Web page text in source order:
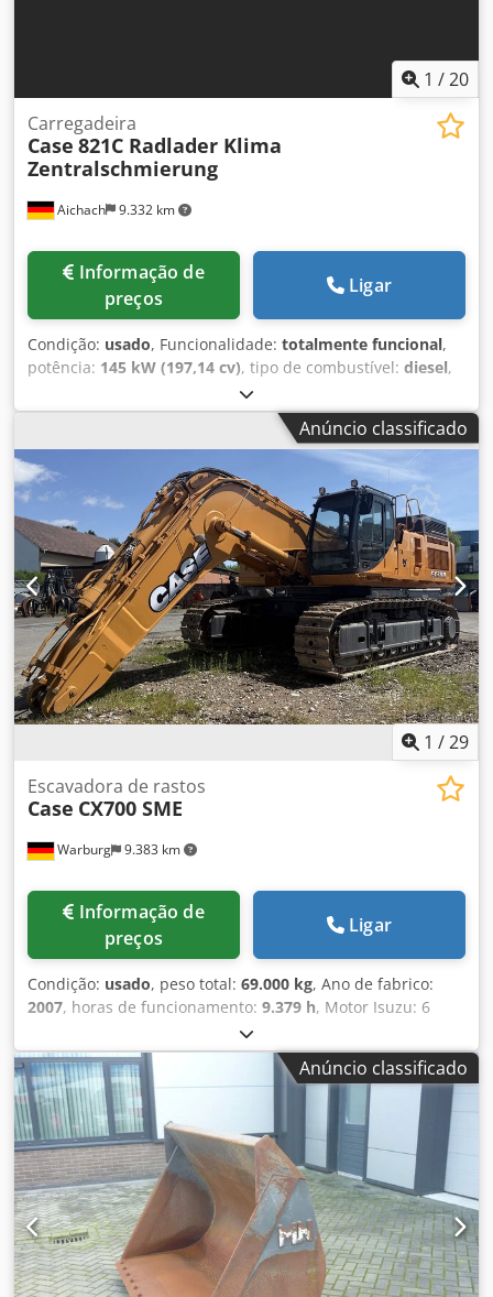
1 /20
Aichach 9.332 km
Carregadeira
Case 821C Radlader Klima
Zentralschmierung
preços
Ligar
Condição: usado, Funcionalidade: totalmente funcional,
potência: 145 kW (197,14 cv), tipo de combustível: diesel,
18.000 kg
2000, horas de funcionamento:8.000 h, Equipamento:ar
condicionado, cabina, sistema centralizada de
lubrificação
, Case 821C Carregadeira de rodas Ano de
fabricação: 2000 8.000 horas 145 kW Csdpfx Aoy Uxt Sslfjrf
aprox. 18.000 kg Ar-condicionado Sistema de lubrificação
central Pneus 23,5R25
Anúncio classificado
1 /29
Warburg 9.383 km
Escavadora de rastos
Case CX700 SME
preços
Ligar
Condição: usado, peso total: 69.000 kg, Ano de fabrico:
2007, horas de funcionamento: 9.379 h, Motor Isuzu: 6
cilindros, 345kW – AH-6WG1X – EPA e CE Lança 6,58m
Braço 3m Sapatas de esteira 650mm Todas as linhas
hidráulicas (martelo/garra e rotação) Engate rápido
hidráulico: OIL Quick OQ90 ou Lehnhoff HS80 Caçamba –
4,55m³ SAE Peso de transporte 69 toneladas Largura de
transporte 3,93m Largura de trabalho (4,14m com acessos)
Csdpfx Ajul U H Tjlfsrf Altura de transporte 4,37m A
máquina foi revisada e reparada na nossa oficina Relatório
sob consulta Grande revisão realizada: todos os óleos e
filtros, incluindo 650 litros de óleo hidráulico. CASE
Alemanha março de 2026: O motor recebeu 6 novos
injetores (fatura sob consulta)
Anúncio classificado